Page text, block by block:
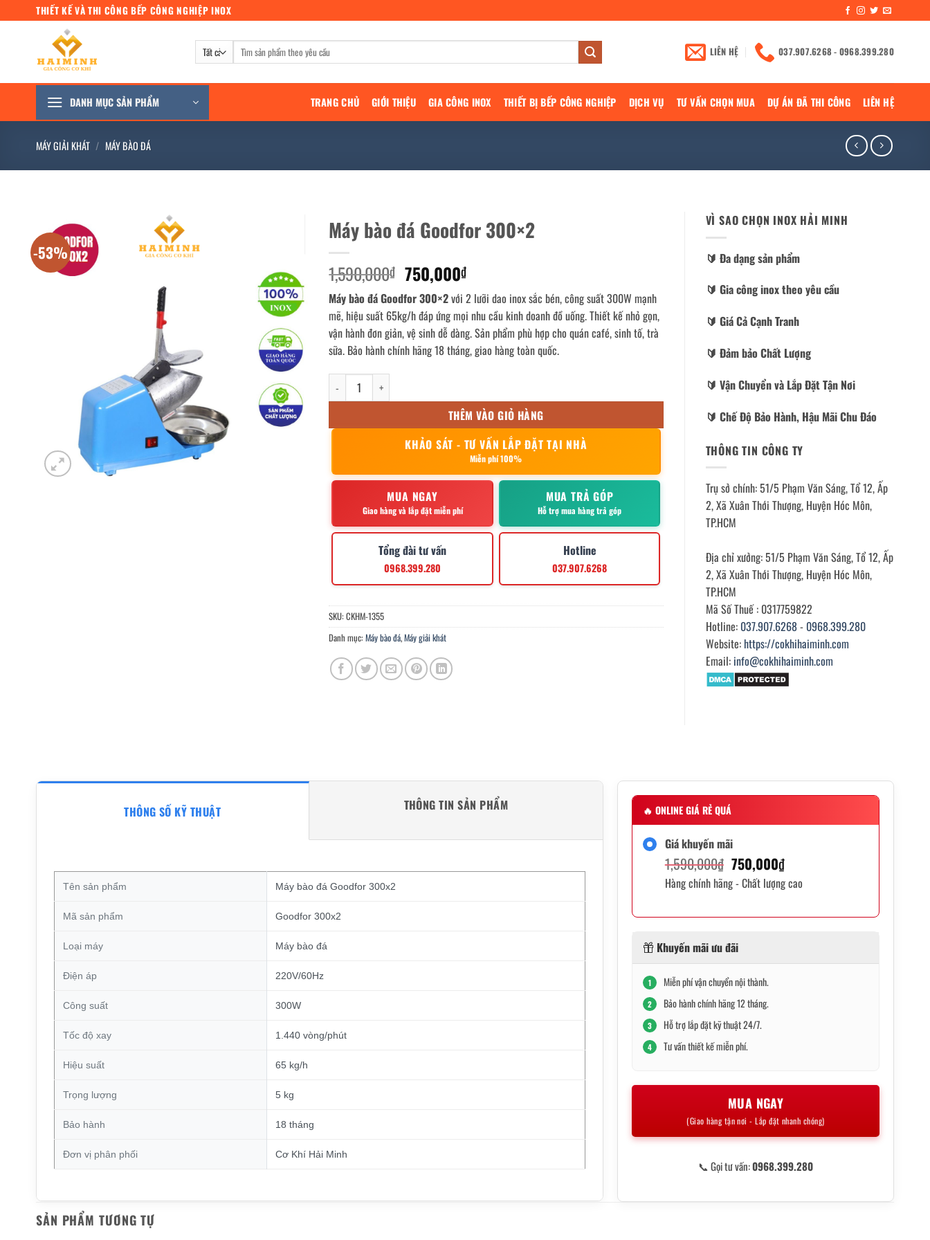
qua
THIẾT KẾ VÀ THI CÔNG BẾP CÔNG NGHIỆP INOX
Tìm
kiếm:
LIÊN HỆ 037.907.6268 - 0968.399.280
DANH MỤC SẢN PHẨM TRANG CHỦ GIỚI THIỆU GIA CÔNG INOX THIẾT BỊ BẾP CÔNG NGHIỆP DỊCH VỤ TƯ VẤN CHỌN MUA DỰ ÁN ĐÃ THI CÔNG LIÊN HỆ
MÁY GIẢI KHÁT / MÁY BÀO ĐÁ
-53%
Máy bào đá Goodfor 300×2
1,590,000₫ Giá
gốc
là:
1,590,000₫.
750,000₫Giá
hiện
tại
là:
750,000₫.
Máy bào đá Goodfor 300×2với 2 lưỡi dao inox sắc bén, công suất 300W mạnh
mẽ, hiệu suất 65kg/h đáp ứng mọi nhu cầu kinh doanh đồ uống. Thiết kế nhỏ gọn,
vận hành đơn giản, vệ sinh dễ dàng. Sản phẩm phù hợp cho quán café, sinh tố, trà
sữa. Bảo hành chính hãng 18 tháng, giao hàng toàn quốc.
Máy bào đá Goodfor 300x2 số lượng
THÊM VÀO GIỎ HÀNG
KHẢO SÁT - TƯ VẤN LẮP ĐẶT TẠI NHÀ
Miễn phí 100%
MUA NGAY
Giao hàng và lắp đặt miễn phí
MUA TRẢ GÓP
Hỗ trợ mua hàng trả góp
Tổng đài tư vấn
0968.399.280
Hotline
037.907.6268
SKU:CKHM-1355
Danh mục:Máy bào đá,Máy giải khát
VÌ SAO CHỌN INOX HẢI MINH
🔰️ Đa dạng sản phẩm
🔰️ Gia công inox theo yêu cầu
🔰️ Giá Cả Cạnh Tranh
🔰️ Đảm bảo Chất Lượng
🔰️ Vận Chuyển và Lắp Đặt Tận Nơi
🔰️ Chế Độ Bảo Hành, Hậu Mãi Chu Đáo
THÔNG TIN CÔNG TY
Trụ sở chính: 51/5 Phạm Văn Sáng, Tổ 12, Ấp
2, Xã Xuân Thới Thượng, Huyện Hóc Môn,
TP.HCM
Địa chỉ xưởng: 51/5 Phạm Văn Sáng, Tổ 12, Ấp
2, Xã Xuân Thới Thượng, Huyện Hóc Môn,
TP.HCM
Mã Số Thuế : 0317759822
Hotline: 037.907.6268- 0968.399.280
Website: https://cokhihaiminh.com
Email: info@cokhihaiminh.com
THÔNG SỐ KỸ THUẬT THÔNG TIN SẢN PHẨM
Tên sản phẩm Máy bào đá Goodfor 300x2
Mã sản phẩm Goodfor 300x2
Loại máy Máy bào đá
Điện áp 220V/60Hz
Công suất 300W
Tốc độ xay 1.440 vòng/phút
Hiệu suất 65 kg/h
Trọng lượng 5 kg
Bảo hành 18 tháng
Đơn vị phân phối Cơ Khí Hải Minh
🔥 ONLINE GIÁ RẺ QUÁ
Giá khuyến mãi
1,590,000₫ Giá
gốc
750,000₫Giá
hiện
Hàng chính hãng - Chất lượng cao
Khuyến mãi ưu đãi
1 Miễn phí vận chuyển nội thành.
2 Bảo hành chính hãng 12 tháng.
3 Hỗ trợ lắp đặt kỹ thuật 24/7.
4 Tư vấn thiết kế miễn phí.
MUA NGAY
(Giao hàng tận nơi - Lắp đặt nhanh chóng)
📞 Gọi tư vấn:0968.399.280
SẢN PHẨM TƯƠNG TỰ